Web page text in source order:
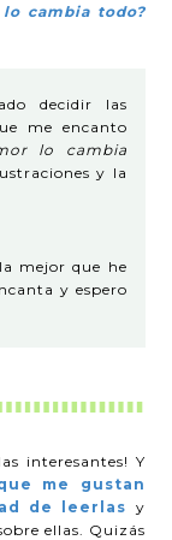
cambia todo?
decidir las
me encanto
lo cambia
y la
mejor que he
y espero
interesantes! Y
me gustan
de leerlas y
ellas. Quizás